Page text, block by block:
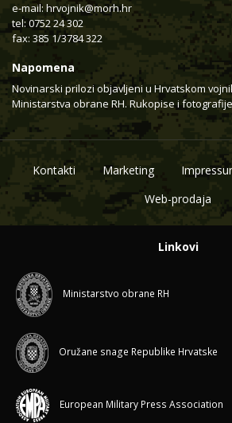
e-mail: hrvojnik@morh.hr
tel: 0752 24 302
fax: 385 1/3784 322
Napomena
Novinarski prilozi objavljeni u Hrvatskom
Ministarstva obrane RH. Rukopise i
Kontakti Marketing
Web-prodaja
Linkovi
Ministarstvo obrane RH
Oružane snage Republike Hrvatske
European Military Press Association